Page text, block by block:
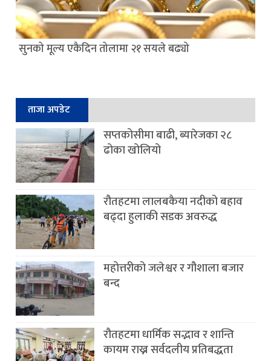
सुनको मूल्य एकैदिन तोलामा २१ सयले बढ्यो
ताजा अपडेट
सप्तकोसीमा बाढी, ब्यारेजका २८
ढोका खोलियो
रौतहटमा लालबकैया नदीको बहाव
बढ्दा हुलाकी सडक अवरुद्ध
महोत्तरीको जलेश्वर र गौशाला बजार
बन्द
रौतहटमा धार्मिक सद्भाव र शान्ति
कायम राख्न सर्वदलीय प्रतिबद्धता